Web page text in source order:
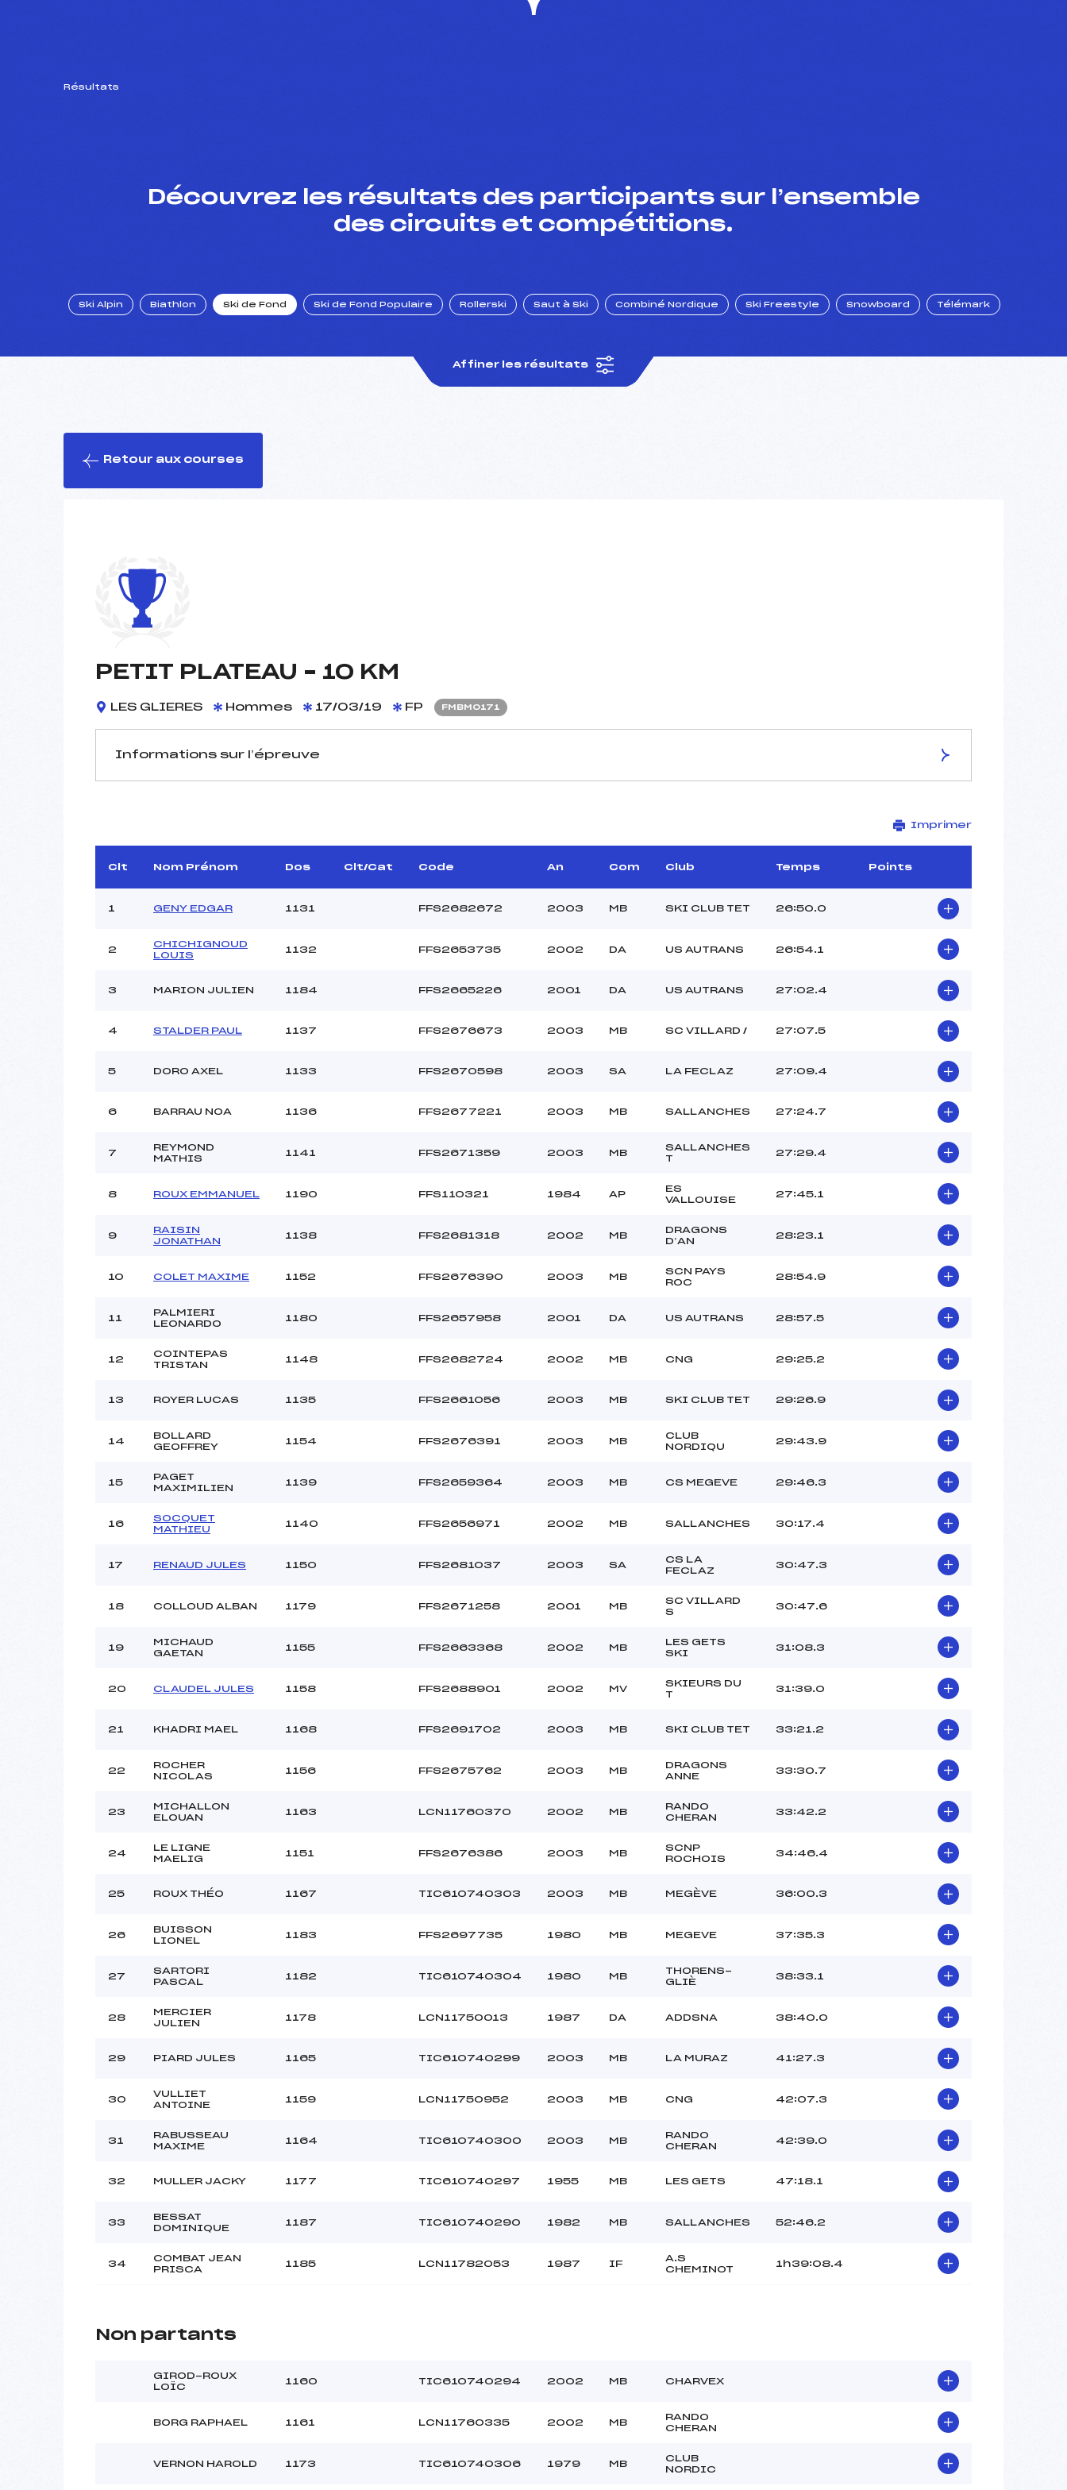
Résultats
Découvrez les résultats des participants sur l’ensemble
des circuits et compétitions.
Ski Alpin Biathlon Ski de Fond Ski de Fond Populaire Rollerski Saut à Ski Combiné Nordique Ski Freestyle Snowboard Télémark
Affiner les résultats
Retour aux courses
PETIT PLATEAU – 10 KM
LES GLIERES Hommes 17/03/19 FP FMBM0171
Informations sur l’épreuve
D.T Adjoint :
–
Dir. Epreuve :
REZVOY ANDRE (MB)
GLIERES
Distance :
10 km
Point Haut :
Pénalité appliquée :
–
Imprimer
Clt Nom Prénom Dos Clt/Cat Code An Com Club Temps Points
1 GENY EDGAR 1131 FFS2682672 2003 MB SKI CLUB TET 26:50.0
2
CHICHIGNOUD
LOUIS
1132 FFS2653735 2002 DA US AUTRANS 26:54.1
3 MARION JULIEN 1184 FFS2665226 2001 DA US AUTRANS 27:02.4
4 STALDER PAUL 1137 FFS2676673 2003 MB SC VILLARD / 27:07.5
5 DORO AXEL 1133 FFS2670598 2003 SA LA FECLAZ 27:09.4
6 BARRAU NOA 1136 FFS2677221 2003 MB SALLANCHES 27:24.7
7
REYMOND
MATHIS
1141 FFS2671359 2003 MB
SALLANCHES
T
27:29.4
8 ROUX EMMANUEL 1190 FFS110321 1984 AP
ES
VALLOUISE
27:45.1
9
RAISIN
JONATHAN
1138 FFS2681318 2002 MB
DRAGONS
D’AN
28:23.1
10 COLET MAXIME 1152 FFS2676390 2003 MB
SCN PAYS
ROC
28:54.9
11
PALMIERI
LEONARDO
1180 FFS2657958 2001 DA US AUTRANS 28:57.5
12
COINTEPAS
TRISTAN
1148 FFS2682724 2002 MB CNG 29:25.2
13 ROYER LUCAS 1135 FFS2661056 2003 MB SKI CLUB TET 29:26.9
14
BOLLARD
GEOFFREY
1154 FFS2676391 2003 MB
CLUB
NORDIQU
29:43.9
15
PAGET
MAXIMILIEN
1139 FFS2659364 2003 MB CS MEGEVE 29:46.3
16
SOCQUET
MATHIEU
1140 FFS2656971 2002 MB SALLANCHES 30:17.4
17 RENAUD JULES 1150 FFS2681037 2003 SA
CS LA
FECLAZ
30:47.3
18 COLLOUD ALBAN 1179 FFS2671258 2001 MB
SC VILLARD
S
30:47.6
19
MICHAUD
GAETAN
1155 FFS2663368 2002 MB
LES GETS
SKI
31:08.3
20 CLAUDEL JULES 1158 FFS2688901 2002 MV
SKIEURS DU
T
31:39.0
21 KHADRI MAEL 1168 FFS2691702 2003 MB SKI CLUB TET 33:21.2
22
ROCHER
NICOLAS
1156 FFS2675762 2003 MB
DRAGONS
ANNE
33:30.7
23
MICHALLON
ELOUAN
1163 LCN11760370 2002 MB
RANDO
CHERAN
33:42.2
24
LE LIGNE
MAELIG
1151 FFS2676386 2003 MB
SCNP
ROCHOIS
34:46.4
25 ROUX THÉO 1167 TIC610740303 2003 MB MEGÈVE 36:00.3
26
BUISSON
LIONEL
1183 FFS2697735 1980 MB MEGEVE 37:35.3
27
SARTORI
PASCAL
1182 TIC610740304 1980 MB
THORENS-
GLIÈ
38:33.1
28
MERCIER
JULIEN
1178 LCN11750013 1987 DA ADDSNA 38:40.0
29 PIARD JULES 1165 TIC610740299 2003 MB LA MURAZ 41:27.3
30
VULLIET
ANTOINE
1159 LCN11750952 2003 MB CNG 42:07.3
31
RABUSSEAU
MAXIME
1164 TIC610740300 2003 MB
RANDO
CHERAN
42:39.0
32 MULLER JACKY 1177 TIC610740297 1955 MB LES GETS 47:18.1
33
BESSAT
DOMINIQUE
1187 TIC610740290 1982 MB SALLANCHES 52:46.2
34
COMBAT JEAN
PRISCA
1185 LCN11782053 1987 IF
A.S
CHEMINOT
1h39:08.4
Non partants
GIROD-ROUX
LOÏC
1160 TIC610740294 2002 MB CHARVEX
BORG RAPHAEL 1161 LCN11760335 2002 MB
RANDO
CHERAN
VERNON HAROLD 1173 TIC610740306 1979 MB
CLUB
NORDIC